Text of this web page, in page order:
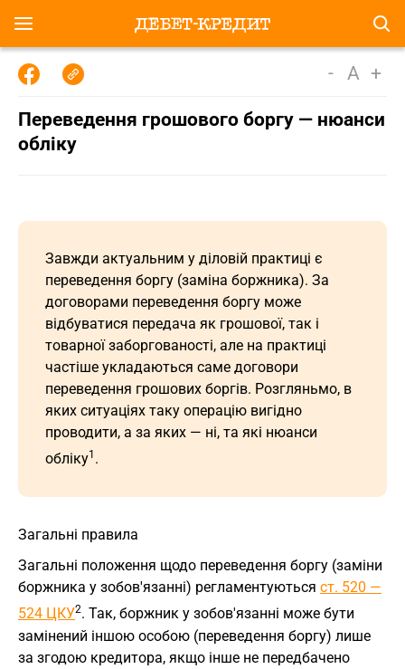
- A +
Переведення грошового боргу — нюанси
обліку
Завжди актуальним у діловій практиці є
переведення боргу (заміна боржника). За
договорами переведення боргу може
відбуватися передача як грошової, так і
товарної заборгованості, але на практиці
частіше укладаються саме договори
переведення грошових боргів. Розгляньмо, в
яких ситуаціях таку операцію вигідно
проводити, а за яких — ні, та які нюанси
обліку1 .
Загальні правила
Загальні положення щодо переведення боргу (заміни
боржника у зобов'язанні) регламентуються ст. 520 —
524 ЦКУ2. Так, боржник у зобов'язанні може бути
замінений іншою особою (переведення боргу) лише
за згодою кредитора, якщо інше не передбачено